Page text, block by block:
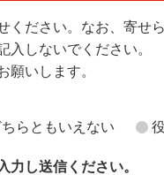
ください。なお、寄せ
しないでください。
願いします。
ちらともいえない
力し送信ください。